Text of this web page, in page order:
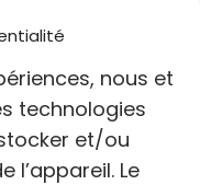
nous et
technologies
et/ou
l’appareil. Le